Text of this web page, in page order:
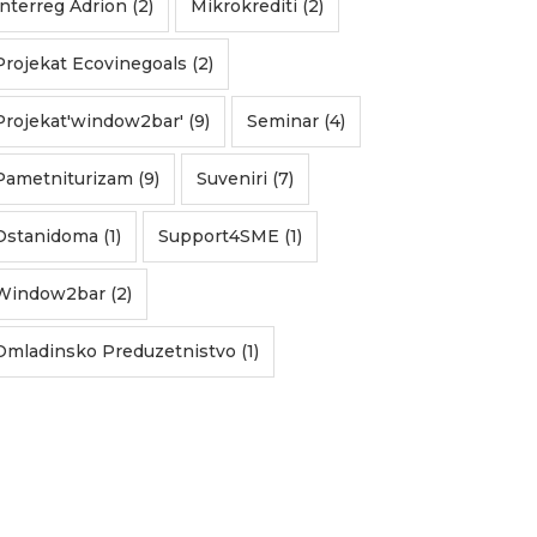
Adrion (2) Mikrokrediti (2)
Ecovinegoals (2)
(9) Seminar (4)
(9) Suveniri (7)
(1) Support4SME (1)
(2)
Preduzetnistvo (1)